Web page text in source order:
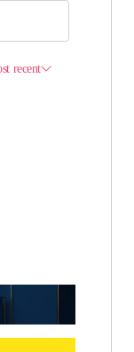
금 미
수법…엄